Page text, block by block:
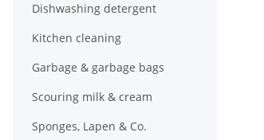
Dishwashing detergent
Kitchen cleaning
Garbage & garbage bags
Scouring milk & cream
Sponges, Lapen & Co.